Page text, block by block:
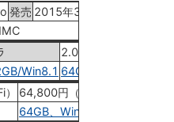
発売 2015年3月上旬
2.0MP
Win8.1 64GB/Pro
64,800円（64GB、WiFi）
64GB、Win8.1 Pro